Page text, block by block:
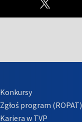
Konkursy
Zgłoś program (ROPAT)
Kariera w TVP